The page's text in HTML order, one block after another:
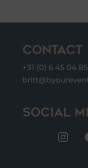
Contact
+31 (0) 6 45 04
Social